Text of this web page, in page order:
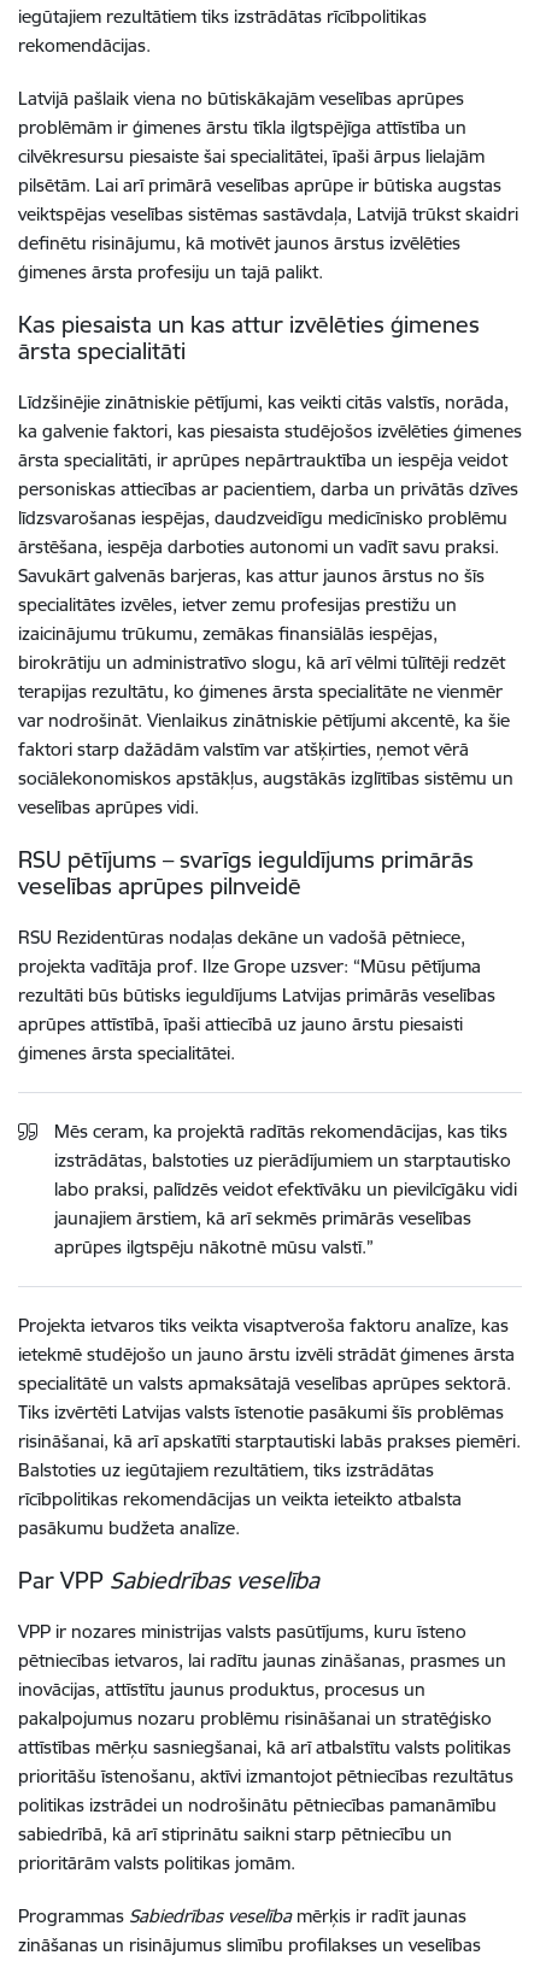
iegūtajiem rezultātiem tiks izstrādātas rīcībpolitikas
rekomendācijas.
Latvijā pašlaik viena no būtiskākajām veselības aprūpes
problēmām ir ģimenes ārstu tīkla ilgtspējīga attīstība un
cilvēkresursu piesaiste šai specialitātei, īpaši ārpus lielajām
pilsētām. Lai arī primārā veselības aprūpe ir būtiska augstas
veiktspējas veselības sistēmas sastāvdaļa, Latvijā trūkst skaidri
definētu risinājumu, kā motivēt jaunos ārstus izvēlēties
ģimenes ārsta profesiju un tajā palikt.
Kas piesaista un kas attur izvēlēties ģimenes
ārsta specialitāti
Līdzšinējie zinātniskie pētījumi, kas veikti citās valstīs, norāda,
ka galvenie faktori, kas piesaista studējošos izvēlēties ģimenes
ārsta specialitāti, ir aprūpes nepārtrauktība un iespēja veidot
personiskas attiecības ar pacientiem, darba un privātās dzīves
līdzsvarošanas iespējas, daudzveidīgu medicīnisko problēmu
ārstēšana, iespēja darboties autonomi un vadīt savu praksi.
Savukārt galvenās barjeras, kas attur jaunos ārstus no šīs
specialitātes izvēles, ietver zemu profesijas prestižu un
izaicinājumu trūkumu, zemākas finansiālās iespējas,
birokrātiju un administratīvo slogu, kā arī vēlmi tūlītēji redzēt
terapijas rezultātu, ko ģimenes ārsta specialitāte ne vienmēr
var nodrošināt. Vienlaikus zinātniskie pētījumi akcentē, ka šie
faktori starp dažādām valstīm var atšķirties, ņemot vērā
sociālekonomiskos apstākļus, augstākās izglītības sistēmu un
veselības aprūpes vidi.
RSU pētījums – svarīgs ieguldījums primārās
veselības aprūpes pilnveidē
RSU Rezidentūras nodaļas dekāne un vadošā pētniece,
projekta vadītāja prof. Ilze Grope uzsver: “Mūsu pētījuma
rezultāti būs būtisks ieguldījums Latvijas primārās veselības
aprūpes attīstībā, īpaši attiecībā uz jauno ārstu piesaisti
ģimenes ārsta specialitātei.
Mēs ceram, ka projektā radītās rekomendācijas, kas tiks
izstrādātas, balstoties uz pierādījumiem un starptautisko
labo praksi, palīdzēs veidot efektīvāku un pievilcīgāku vidi
jaunajiem ārstiem, kā arī sekmēs primārās veselības
aprūpes ilgtspēju nākotnē mūsu valstī.”
Projekta ietvaros tiks veikta visaptveroša faktoru analīze, kas
ietekmē studējošo un jauno ārstu izvēli strādāt ģimenes ārsta
specialitātē un valsts apmaksātajā veselības aprūpes sektorā.
Tiks izvērtēti Latvijas valsts īstenotie pasākumi šīs problēmas
risināšanai, kā arī apskatīti starptautiski labās prakses piemēri.
Balstoties uz iegūtajiem rezultātiem, tiks izstrādātas
rīcībpolitikas rekomendācijas un veikta ieteikto atbalsta
pasākumu budžeta analīze.
Par VPP Sabiedrības veselība
VPP ir nozares ministrijas valsts pasūtījums, kuru īsteno
pētniecības ietvaros, lai radītu jaunas zināšanas, prasmes un
inovācijas, attīstītu jaunus produktus, procesus un
pakalpojumus nozaru problēmu risināšanai un stratēģisko
attīstības mērķu sasniegšanai, kā arī atbalstītu valsts politikas
prioritāšu īstenošanu, aktīvi izmantojot pētniecības rezultātus
politikas izstrādei un nodrošinātu pētniecības pamanāmību
sabiedrībā, kā arī stiprinātu saikni starp pētniecību un
prioritārām valsts politikas jomām.
Programmas Sabiedrības veselībamērķis ir radīt jaunas
zināšanas un risinājumus slimību profilakses un veselības